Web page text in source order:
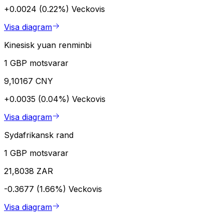
+0.0024 (0.22%) Veckovis
Visa diagram
Kinesisk yuan renminbi
1 GBP motsvarar
9,10167 CNY
+0.0035 (0.04%) Veckovis
Visa diagram
Sydafrikansk rand
1 GBP motsvarar
21,8038 ZAR
-0.3677 (1.66%) Veckovis
Visa diagram